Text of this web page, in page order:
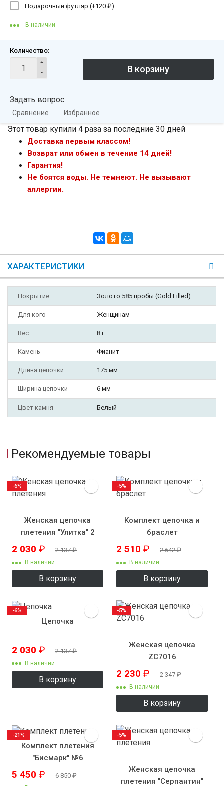
Подарочный футляр (+120 ₽)
В наличии
Количество:
Задать вопрос
Сравнение Избранное
Этот товар купили 4 раза за последние 30 дней
Доставка первым классом!
Возврат или обмен в течение 14 дней!
Гарантия!
Не боятся воды. Не темнеют. Не вызывают
аллергии.
ХАРАКТЕРИСТИКИ
Покрытие Золото 585 пробы (Gold Filled)
Для кого Женщинам
Вес 8 г
Камень Фианит
Длина цепочки 175 мм
Ширина цепочки 6 мм
Цвет камня Белый
Рекомендуемые товары
Женская цепочка
плетения "Улитка" 2
2 030 ₽ 2 137₽
В наличии
В корзину
-6%
Комплект цепочка и
браслет
2 510 ₽ 2 642₽
В наличии
В корзину
-5%
Цепочка
2 030 ₽ 2 137₽
В наличии
В корзину
-6%
Женская цепочка
ZC7016
2 230 ₽ 2 347₽
В наличии
В корзину
-5%
Комплект плетения
"Бисмарк" №6
5 450 ₽ 6 850₽
-21%
Женская цепочка
плетения "Серпантин"
-5%